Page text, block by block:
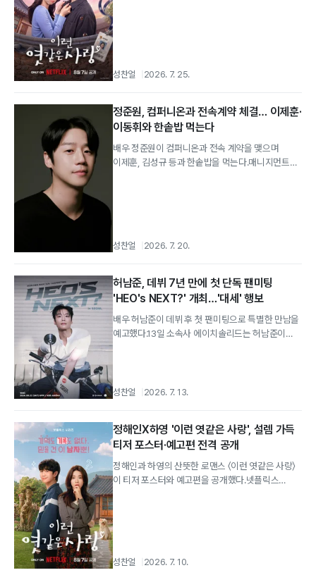
성찬얼 2026. 7. 25.
정준원, 컴퍼니온과 전속계약 체결… 이제훈·
이동휘와 한솥밥 먹는다
배우 정준원이 컴퍼니온과 전속 계약을 맺으며
이제훈, 김성규 등과 한솥밥을 먹는다.매니지먼트
성찬얼 2026. 7. 20.
허남준, 데뷔 7년 만에 첫 단독 팬미팅
'HEO's NEXT?' 개최…'대세' 행보
배우 허남준이 데뷔 후 첫 팬미팅으로 특별한 만남을
예고했다.13일 소속사 에이치솔리드는 허남준이
성찬얼 2026. 7. 13.
정해인X하영 '이런 엿같은 사랑', 설렘 가득
티저 포스터·예고편 전격 공개
정해인과 하영의 산뜻한 로맨스 〈이런 엿같은 사랑〉
이 티저 포스터와 예고편을 공개했다.넷플릭스
성찬얼 2026. 7. 10.